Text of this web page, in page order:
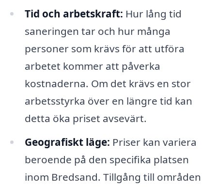
Tid och arbetskraft: Hur lång tid
saneringen tar och hur många
personer som krävs för att utföra
arbetet kommer att påverka
kostnaderna. Om det krävs en stor
arbetsstyrka över en längre tid kan
detta öka priset avsevärt.
Geografiskt läge: Priser kan variera
beroende på den specifika platsen
inom Bredsand. Tillgång till områden